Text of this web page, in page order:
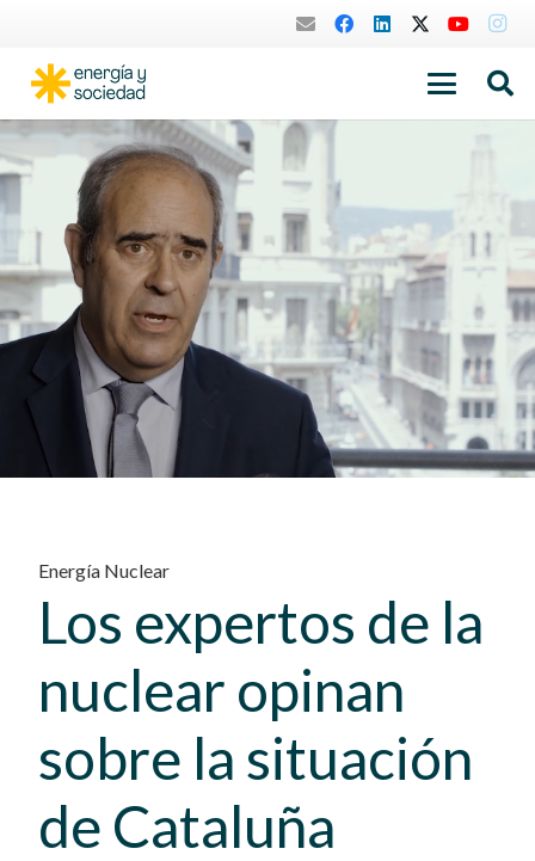
Energía Nuclear
Los expertos de la
nuclear opinan
sobre la situación
de Cataluña